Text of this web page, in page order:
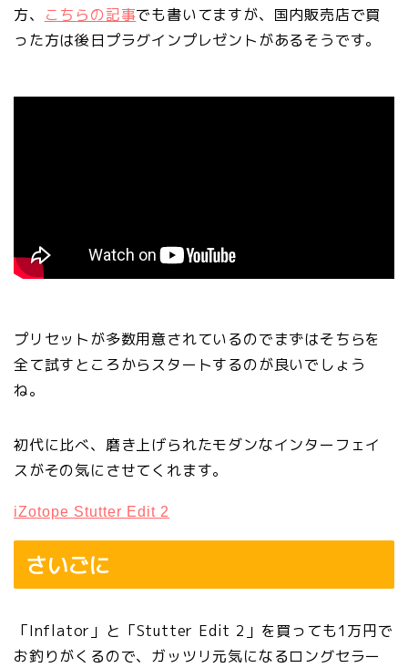
方、
こちらの記事でも書いてますが、国内販売店で買
った方は後日プラグインプレゼントがあるそうです。
プリセットが多数用意されているのでまずはそちらを
全て試すところからスタートするのが良いでしょう
ね。
初代に比べ、磨き上げられたモダンなインターフェイ
スがその気にさせてくれます。
iZotope Stutter Edit 2
さいごに
「Inflator」と「Stutter Edit 2」を買っても1万円で
お釣りがくるので、ガッツリ元気になるロングセラー